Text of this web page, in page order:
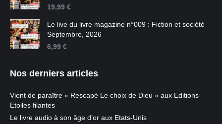
19,99 €
Le live du livre magazine n°009 : Fiction et société –
Septembre, 2026
6,99 €
Nos derniers articles
Vient de paraître « Rescapé Le choix de Dieu » aux Editions
Etoiles filantes
Le livre audio à son âge d’or aux Etats-Unis